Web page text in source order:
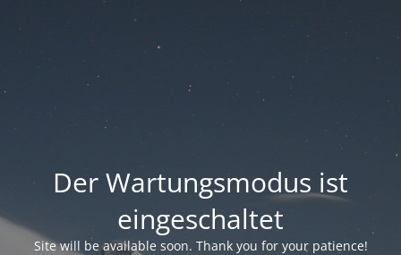
Der Wartungsmodus ist
eingeschaltet
Site will be available soon. Thank you for your patience!